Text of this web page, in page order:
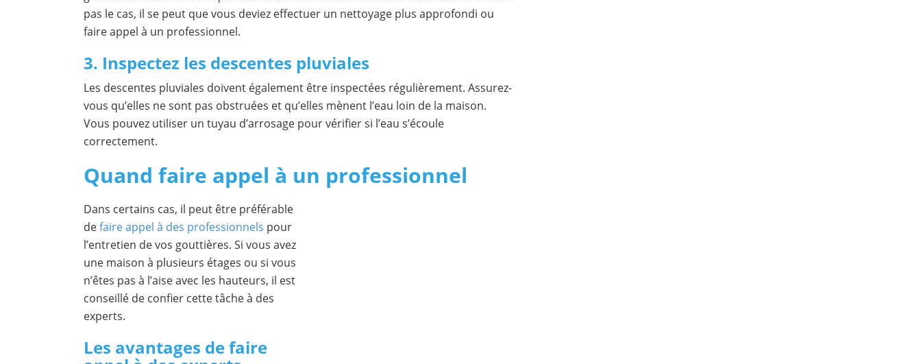
pas le cas, il se peut que vous deviez effectuer un nettoyage plus approfondi ou
faire appel à un professionnel.
3. Inspectez les descentes pluviales
Les descentes pluviales doivent également être inspectées régulièrement. Assurez-
vous qu’elles ne sont pas obstruées et qu’elles mènent l’eau loin de la maison.
Vous pouvez utiliser un tuyau d’arrosage pour vérifier si l’eau s’écoule
correctement.
Quand faire appel à un professionnel
Dans certains cas, il peut être préférable
defaire appel à des professionnels pour
l’entretien de vos gouttières. Si vous avez
une maison à plusieurs étages ou si vous
n’êtes pas à l’aise avec les hauteurs, il est
conseillé de confier cette tâche à des
experts.
Les avantages de faire